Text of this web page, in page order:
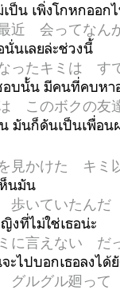
ป็น เพิ่งโกหกออก
近 会ってなん
นั่นเลยล่ะช่วงนี้
ったキミは す
อบนั้น มีคนที่คบหา
このボクの友
มันก็ดันเป็นเพื่อน
見かけた キミ
นมัน
いていたんだ
งที่ไม่ใช่เธอน่ะ
に言えない だ
ไปบอกเธอลงได้ยั
ルグル廻って